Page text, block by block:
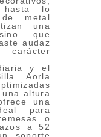
hasta lo
metal
una
que
audaz
y el
Aorla
altura
una
para
o
a 52